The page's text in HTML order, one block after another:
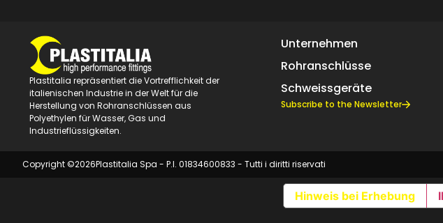
Plastitalia repräsentiert die Vortrefflichkeit der
italienischen Industrie in der Welt für die
Herstellung von Rohranschlüssen aus
Polyethylen für Wasser, Gas und
Industrieflüssigkeiten.
Unternehmen
Rohranschlüsse
Schweissgeräte
Subscribe to the Newsletter
Copyright ©2026Plastitalia Spa - P.I. 01834600833 - Tutti i diritti riservati
Hinweis bei Erhebung